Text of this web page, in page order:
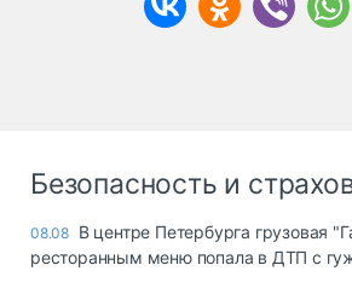
Безопасность и
08.08 В центре Петербурга грузовая
ресторанным меню попала в ДТП с